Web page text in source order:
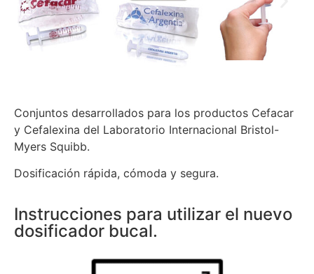
Conjuntos desarrollados para los productos Cefacar
y Cefalexina del Laboratorio Internacional Bristol-
Myers Squibb.
Dosificación rápida, cómoda y segura.
Instrucciones para utilizar el nuevo
dosificador bucal.